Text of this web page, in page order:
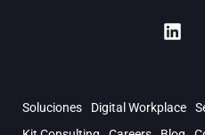
Soluciones Digital Workplace